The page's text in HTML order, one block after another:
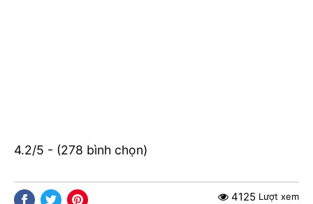
4.2/5 - (278 bình chọn)
4125 Lượt xem